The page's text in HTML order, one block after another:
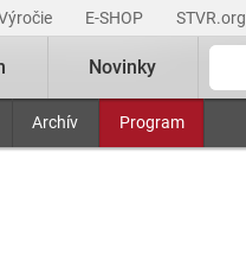
E-SHOP STVR.org
Archív Program
Novinky